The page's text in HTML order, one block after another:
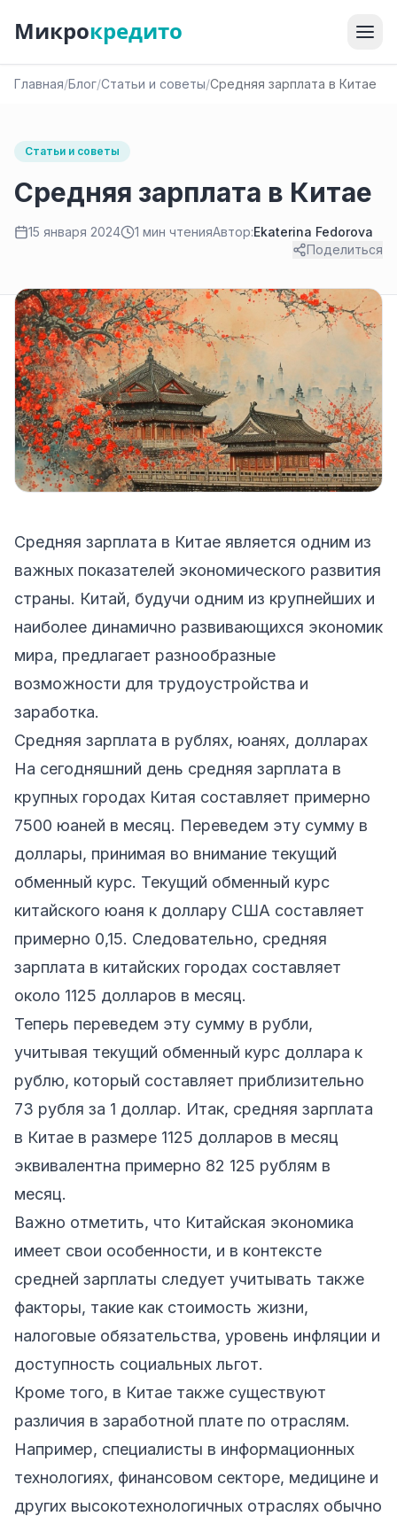
Микрокредито
Главная/Блог/Статьи и советы/Средняя зарплата в Китае
Статьи и советы
Средняя зарплата в Китае
15 января 2024 1 мин чтенияАвтор:Ekaterina Fedorova
Поделиться
Средняя зарплата в Китае является одним из
важных показателей экономического развития
страны. Китай, будучи одним из крупнейших и
наиболее динамично развивающихся экономик
мира, предлагает разнообразные
возможности для трудоустройства и
заработка.
Средняя зарплата в рублях, юанях, долларах
На сегодняшний день средняя зарплата в
крупных городах Китая составляет примерно
7500 юаней в месяц. Переведем эту сумму в
доллары, принимая во внимание текущий
обменный курс. Текущий обменный курс
китайского юаня к доллару США составляет
примерно 0,15. Следовательно, средняя
зарплата в китайских городах составляет
около 1125 долларов в месяц.
Теперь переведем эту сумму в рубли,
учитывая текущий обменный курс доллара к
рублю, который составляет приблизительно
73 рубля за 1 доллар. Итак, средняя зарплата
в Китае в размере 1125 долларов в месяц
эквивалентна примерно 82 125 рублям в
месяц.
Важно отметить, что Китайская экономика
имеет свои особенности, и в контексте
средней зарплаты следует учитывать также
факторы, такие как стоимость жизни,
налоговые обязательства, уровень инфляции и
доступность социальных льгот.
Кроме того, в Китае также существуют
различия в заработной плате по отраслям.
Например, специалисты в информационных
технологиях, финансовом секторе, медицине и
других высокотехнологичных отраслях обычно